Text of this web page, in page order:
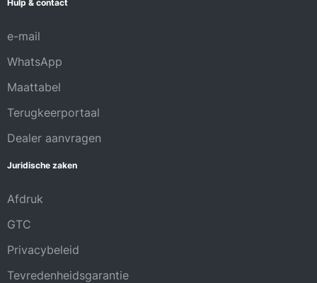
Hulp & contact
e-mail
WhatsApp
Maattabel
Terugkeerportaal
Dealer aanvragen
Juridische zaken
Afdruk
GTC
Privacybeleid
Tevredenheidsgarantie